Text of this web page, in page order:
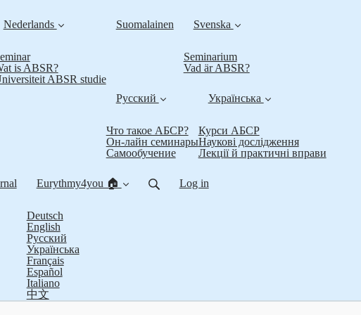
Nederlands
is ABSR?
ABSR studie
Suomalainen Svenska
Seminarium
Vad är ABSR?
Русский
Что такое АБСР?
Он-лайн семинары
Самообучение
Українська
Курси АБСР
Наукові дослідження
Лекції й практичні вправи
Eurythmy4you 🏠
Deutsch
English
Русский
Українська
Français
Español
Italiano
中文
Log in